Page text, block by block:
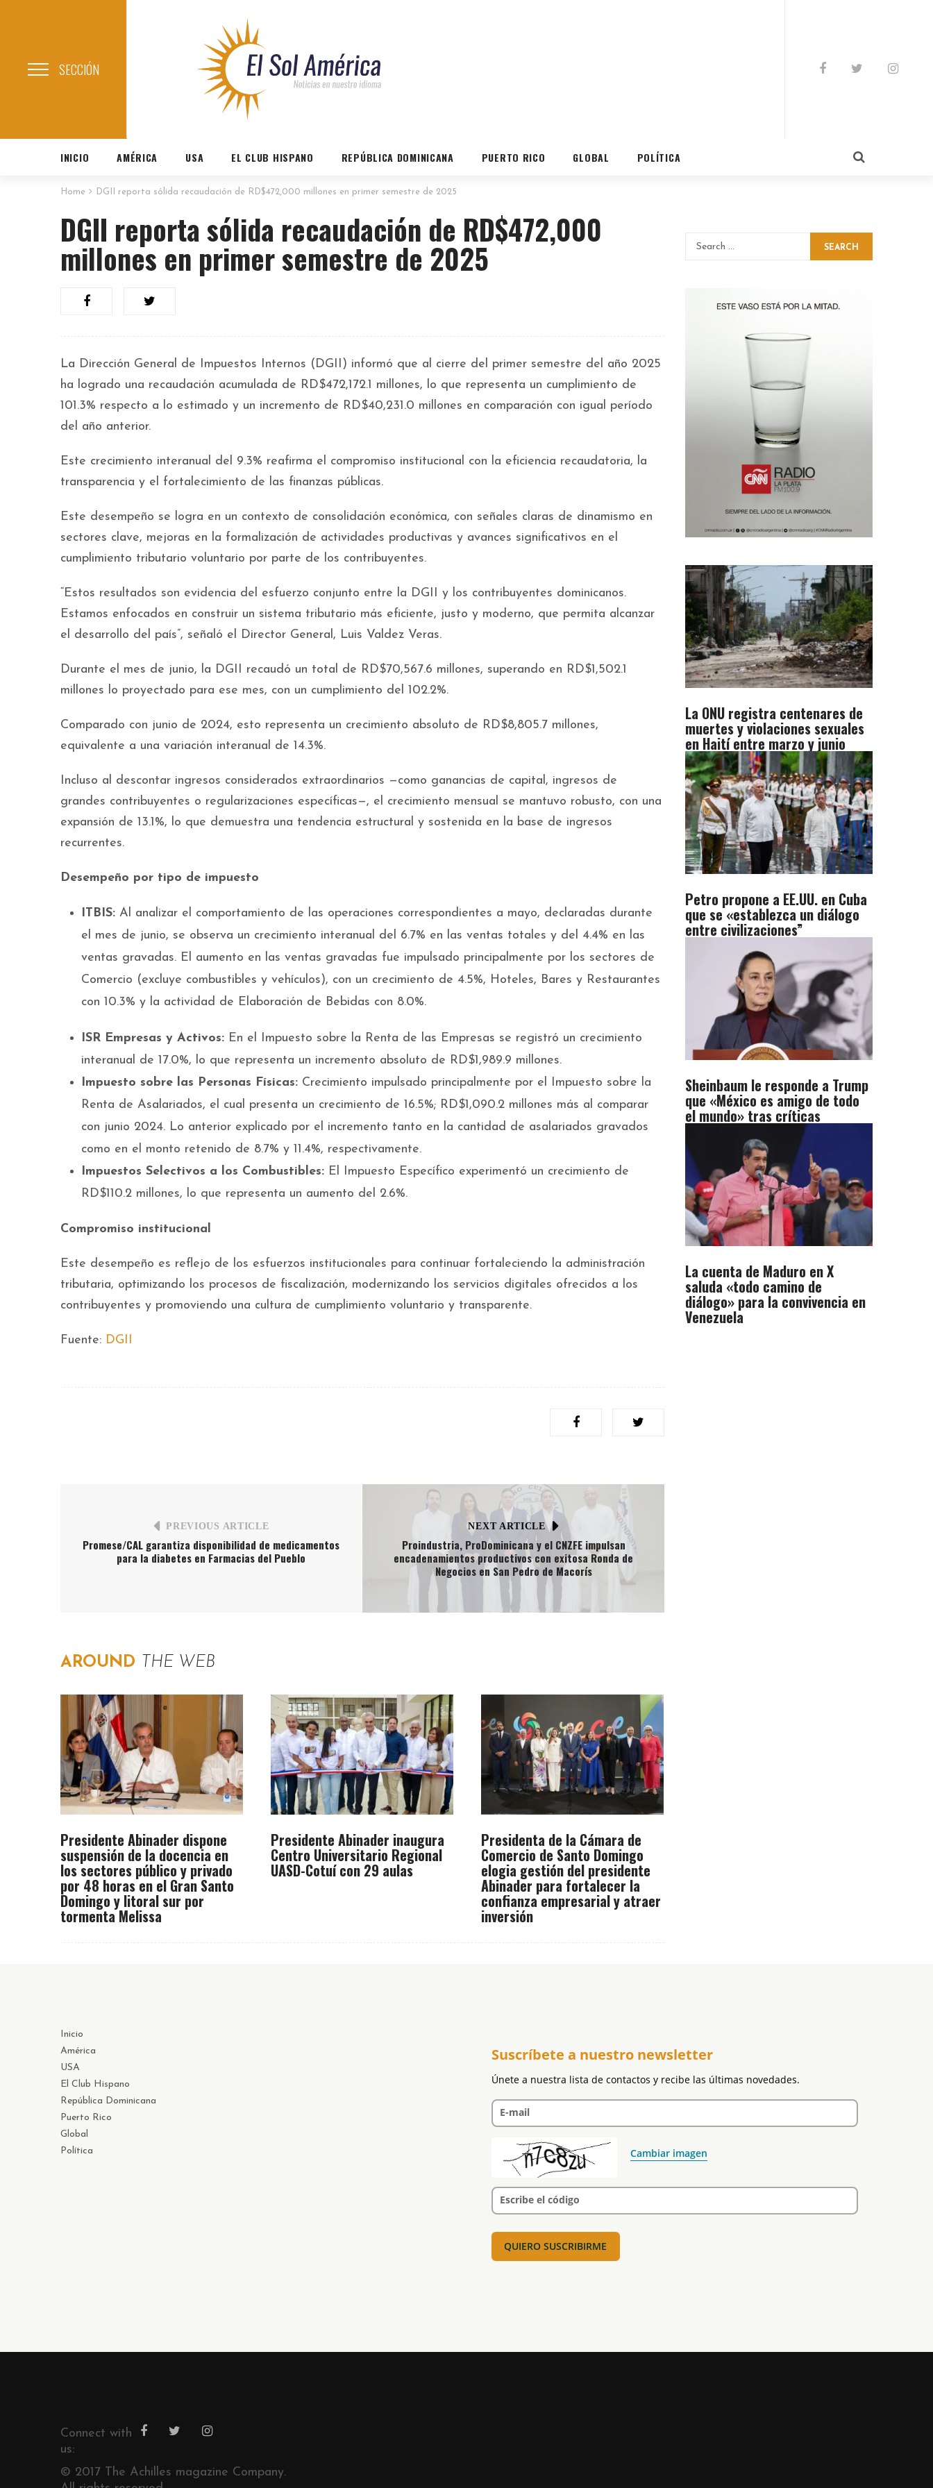
SECCIÓN
INICIO AMÉRICA USA EL CLUB HISPANO REPÚBLICA DOMINICANA PUERTO RICO GLOBAL POLÍTICA
Home DGII reporta sólida recaudación de RD$472,000 millones en primer semestre de 2025
DGII reporta sólida recaudación de RD$472,000
millones en primer semestre de 2025
La Dirección General de Impuestos Internos (DGII) informó que al cierre del primer semestre del año 2025
ha logrado una recaudación acumulada de RD$472,172.1 millones, lo que representa un cumplimiento de
101.3% respecto a lo estimado y un incremento de RD$40,231.0 millones en comparación con igual período
del año anterior.
Este crecimiento interanual del 9.3% reafirma el compromiso institucional con la eficiencia recaudatoria, la
transparencia y el fortalecimiento de las finanzas públicas.
Este desempeño se logra en un contexto de consolidación económica, con señales claras de dinamismo en
sectores clave, mejoras en la formalización de actividades productivas y avances significativos en el
cumplimiento tributario voluntario por parte de los contribuyentes.
“Estos resultados son evidencia del esfuerzo conjunto entre la DGII y los contribuyentes dominicanos.
Estamos enfocados en construir un sistema tributario más eficiente, justo y moderno, que permita alcanzar
el desarrollo del país”, señaló el Director General, Luis Valdez Veras.
Durante el mes de junio, la DGII recaudó un total de RD$70,567.6 millones, superando en RD$1,502.1
millones lo proyectado para ese mes, con un cumplimiento del 102.2%.
Comparado con junio de 2024, esto representa un crecimiento absoluto de RD$8,805.7 millones,
equivalente a una variación interanual de 14.3%.
Incluso al descontar ingresos considerados extraordinarios —como ganancias de capital, ingresos de
grandes contribuyentes o regularizaciones específicas—, el crecimiento mensual se mantuvo robusto, con una
expansión de 13.1%, lo que demuestra una tendencia estructural y sostenida en la base de ingresos
recurrentes.
Desempeño por tipo de impuesto
ITBIS: Al analizar el comportamiento de las operaciones correspondientes a mayo, declaradas durante
el mes de junio, se observa un crecimiento interanual del 6.7% en las ventas totales y del 4.4% en las
ventas gravadas. El aumento en las ventas gravadas fue impulsado principalmente por los sectores de
Comercio (excluye combustibles y vehículos), con un crecimiento de 4.5%, Hoteles, Bares y Restaurantes
con 10.3% y la actividad de Elaboración de Bebidas con 8.0%.
ISR Empresas y Activos: En el Impuesto sobre la Renta de las Empresas se registró un crecimiento
interanual de 17.0%, lo que representa un incremento absoluto de RD$1,989.9 millones.
Impuesto sobre las Personas Físicas: Crecimiento impulsado principalmente por el Impuesto sobre la
Renta de Asalariados, el cual presenta un crecimiento de 16.5%; RD$1,090.2 millones más al comparar
con junio 2024. Lo anterior explicado por el incremento tanto en la cantidad de asalariados gravados
como en el monto retenido de 8.7% y 11.4%, respectivamente.
Impuestos Selectivos a los Combustibles: El Impuesto Específico experimentó un crecimiento de
RD$110.2 millones, lo que representa un aumento del 2.6%.
Compromiso institucional
Este desempeño es reflejo de los esfuerzos institucionales para continuar fortaleciendo la administración
tributaria, optimizando los procesos de fiscalización, modernizando los servicios digitales ofrecidos a los
contribuyentes y promoviendo una cultura de cumplimiento voluntario y transparente.
Fuente: DGII
PREVIOUS ARTICLE
Promese/CAL garantiza disponibilidad de medicamentos
para la diabetes en Farmacias del Pueblo
NEXT ARTICLE
Proindustria, ProDominicana y el CNZFE impulsan
encadenamientos productivos con exitosa Ronda de
Negocios en San Pedro de Macorís
AROUND THE WEB
Presidente Abinader dispone
suspensión de la docencia en
los sectores público y privado
por 48 horas en el Gran Santo
Domingo y litoral sur por
tormenta Melissa
Presidente Abinader inaugura
Centro Universitario Regional
UASD-Cotuí con 29 aulas
Presidenta de la Cámara de
Comercio de Santo Domingo
elogia gestión del presidente
Abinader para fortalecer la
confianza empresarial y atraer
inversión
SEARCH
La ONU registra centenares de
muertes y violaciones sexuales
en Haití entre marzo y junio
Petro propone a EE.UU. en Cuba
que se «establezca un diálogo
entre civilizaciones”
Sheinbaum le responde a Trump
que «México es amigo de todo
el mundo» tras críticas
La cuenta de Maduro en X
saluda «todo camino de
diálogo» para la convivencia en
Venezuela
Inicio
América
USA
El Club Hispano
República Dominicana
Puerto Rico
Global
Política
Suscríbete a nuestro newsletter
Únete a nuestra lista de contactos y recibe las últimas novedades.
E-mail
Cambiar imagen
Escribe el código
Connect with
us:
© 2017 The Achilles magazine Company.